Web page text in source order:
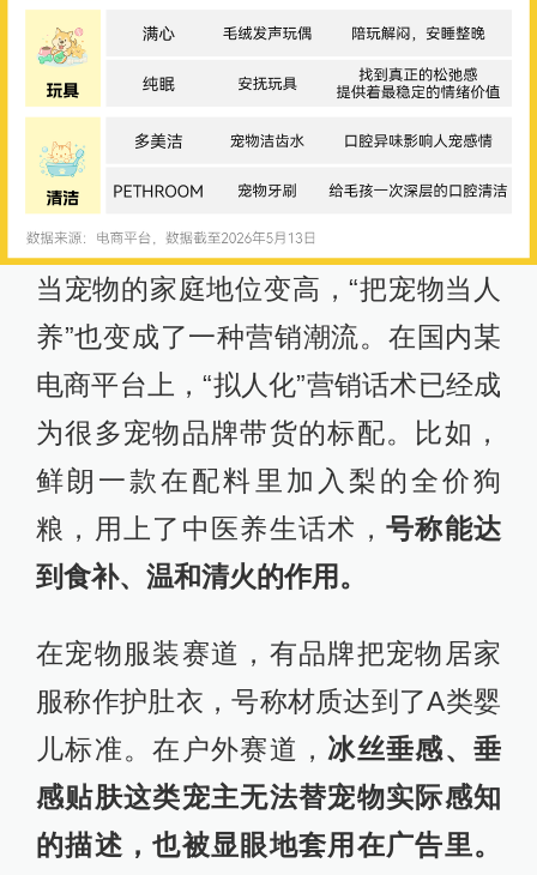
当宠物的家庭地位变高，“把宠物当人
养”也变成了一种营销潮流。在国内某
电商平台上，“拟人化”营销话术已经成
为很多宠物品牌带货的标配。比如，
鲜朗一款在配料里加入梨的全价狗
粮，用上了中医养生话术，号称能达
到食补、温和清火的作用。
在宠物服装赛道，有品牌把宠物居家
服称作护肚衣，号称材质达到了A类婴
儿标准。在户外赛道， 冰丝垂感、垂
感贴肤这类宠主无法替宠物实际感知
的描述，也被显眼地套用在广告里。